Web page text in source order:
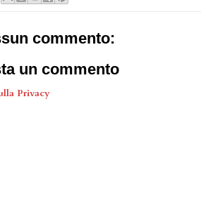
commento:
un commento
Privacy